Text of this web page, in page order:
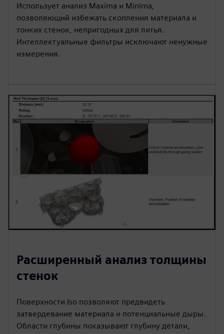
Использует анализ Maxima и Minima,
позволяющий избежать скопления материала и
тонких стенок, непригодных для литья.
Интеллектуальные фильтры исключают ненужные
измерения.
Расширенный анализ толщины
стенок
Поверхности Iso позволяют предвидеть
затвердевание материала и потенциальные дыры.
Области глубины показывают глубину детали,